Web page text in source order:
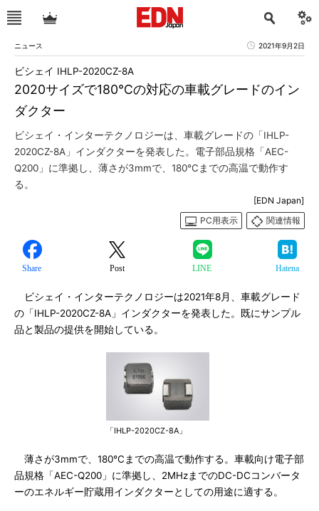
ニュース 2021年9月2日
2020サイズで180℃の対応の車載グレードのイン
ダクター
ビシェイ IHLP-2020CZ-8A
ビシェイ・インターテクノロジーは、車載グレードの「IHLP-
2020CZ-8A」インダクターを発表した。電子部品規格「AEC-
Q200」に準拠し、薄さが3mmで、180℃までの高温で動作す
る。
[EDN Japan]
PC用表示
関連情報
Share Post LINE Hatena
ビシェイ・インターテクノロジーは2021年8月、車載グレード
の「IHLP-2020CZ-8A」インダクターを発表した。既にサンプル
品と製品の提供を開始している。
「IHLP-2020CZ-8A」
薄さが3mmで、180℃までの高温で動作する。車載向け電子部
品規格「AEC-Q200」に準拠し、2MHzまでのDC-DCコンバータ
ーのエネルギー貯蔵用インダクターとしての用途に適する。